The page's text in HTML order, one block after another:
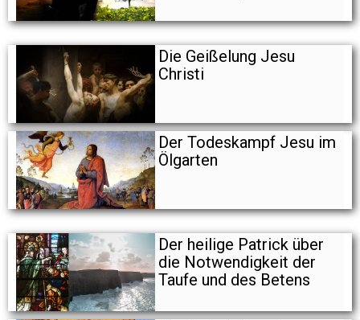
Die Geißelung Jesu
Christi
Der Todeskampf Jesu im
Ölgarten
Der heilige Patrick über
die Notwendigkeit der
Taufe und des Betens